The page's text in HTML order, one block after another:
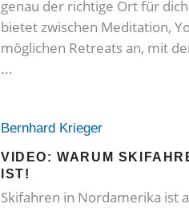
genau der richtige Ort für
bietet zwischen Meditation,
möglichen Retreats an, mit
Bernhard Krieger
VIDEO: WARUM
IST!
Skifahren in Nordamerika ist